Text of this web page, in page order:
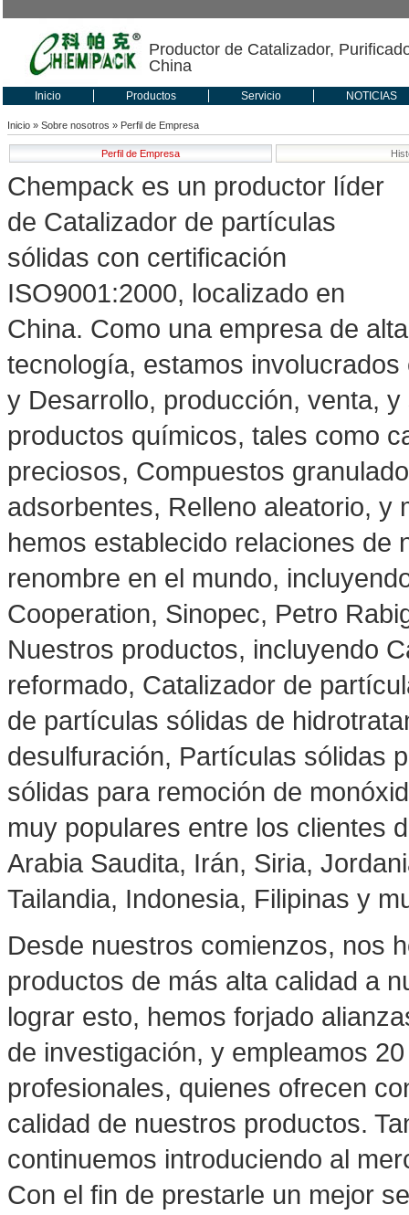
Productor de Catalizador,
China
Inicio Productos Servicio NOTICIAS
Inicio» Sobre nosotros » Perfil de Empresa
Perfil de Empresa
Chempack es un productor líder
de Catalizador de partículas
sólidas con certificación
ISO9001:2000, localizado en
China. Como una empresa de alta
tecnología, estamos
y Desarrollo, producción, venta,
productos químicos, tales como
preciosos, Compuestos
adsorbentes, Relleno aleatorio, y
hemos establecido relaciones de
renombre en el mundo,
Cooperation, Sinopec, Petro
Nuestros productos, incluyendo
reformado, Catalizador de
de partículas sólidas de
desulfuración, Partículas sólidas
sólidas para remoción de
muy populares entre los clientes
Arabia Saudita, Irán, Siria,
Tailandia, Indonesia, Filipinas y
Desde nuestros comienzos, nos
productos de más alta calidad a
lograr esto, hemos forjado
de investigación, y empleamos
profesionales, quienes ofrecen
calidad de nuestros productos.
continuemos introduciendo al
Con el fin de prestarle un mejor